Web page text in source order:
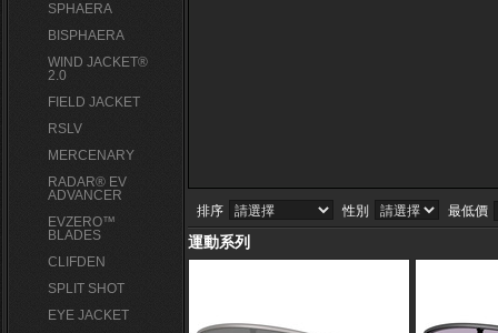
SPHAERA
BISPHAERA
WIND JACKET®
2.0
FIELD JACKET
RSLV
MERCENARY
RADAR® EV
ADVANCER
EVZERO™
BLADES
CLIFDEN
SPLIT SHOT
EYE JACKET
排序 性別 最低價
運動系列